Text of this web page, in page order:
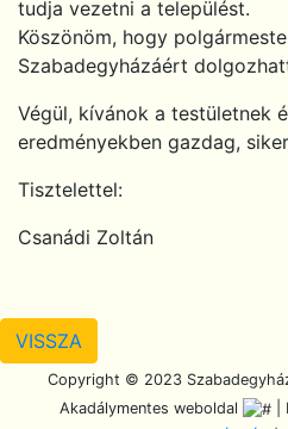
tudja vezetni a települést.
Köszönöm, hogy
Szabadegyházáért
Végül, kívánok a testületnek
eredményekben gazdag,
Tisztelettel:
Csanádi Zoltán
VISSZA
Scroll To Top
Copyright © 2023
Akadálymentes weboldal
|